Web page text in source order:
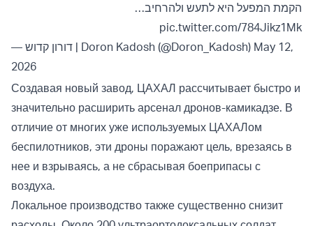
הקמת המפעל היא לתעש ולהרחיב…
pic.twitter.com/784Jikz1Mk
— דורון קדוש | Doron Kadosh (@Doron_Kadosh) May 12,
2026
Создавая новый завод, ЦАХАЛ рассчитывает быстро и
значительно расширить арсенал дронов-камикадзе. В
отличие от многих уже используемых ЦАХАЛом
беспилотников, эти дроны поражают цель, врезаясь в
нее и взрываясь, а не сбрасывая боеприпасы с
воздуха.
Локальное производство также существенно снизит